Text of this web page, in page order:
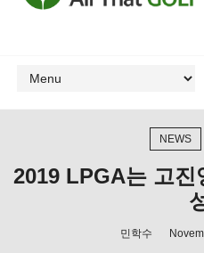
NEWS
2019 LPGA는 고
민학수